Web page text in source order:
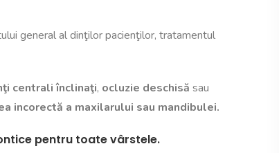
general al dinţilor pacienţilor, tratamentul
centrali înclinaţi, ocluzie deschisă sau
incorectă a maxilarului sau mandibulei.
pentru toate vârstele.